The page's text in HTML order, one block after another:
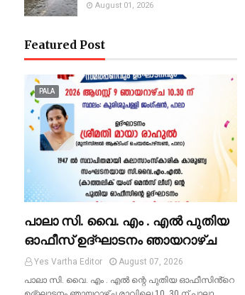
August 01, 2026
Featured Post
PALA
പാലാ സി. വൈ. എം . എൽ പുതിയ
ഓഫീസ് ഉദ്ഘാടനം ഞായറാഴ്ച
Yes Vartha Editor
August 07, 2026
പാലാ സി. വൈ. എം . എൽ ന്റെ പുതിയ ഓഫീസിൻ്റെ